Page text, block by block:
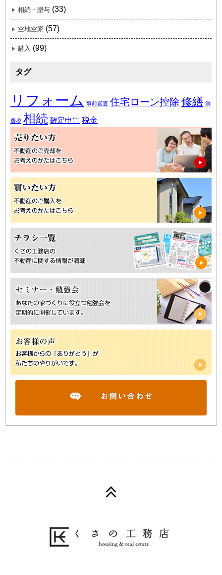
相続・贈与 (33)
空地空家 (57)
購入 (99)
タグ
リフォーム 事前審査 住宅ローン控除 修繕 消
費税 相続 確定申告 税金